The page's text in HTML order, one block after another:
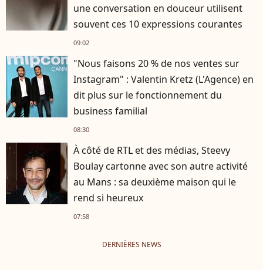
une conversation en douceur utilisent
souvent ces 10 expressions courantes
09:02
"Nous faisons 20 % de nos ventes sur
Instagram" : Valentin Kretz (L'Agence) en
dit plus sur le fonctionnement du
business familial
08:30
À côté de RTL et des médias, Steevy
Boulay cartonne avec son autre activité
au Mans : sa deuxième maison qui le
rend si heureux
07:58
DERNIÈRES NEWS